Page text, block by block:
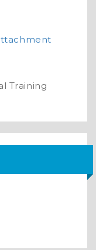
Training